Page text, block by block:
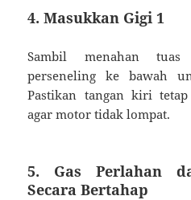
4.Masukkan Gigi 1
Sambil menahan
perseneling ke bawah
Pastikan tangan kiri
agar motor tidak lompat.
5. Gas Perlahan
Secara Bertahap